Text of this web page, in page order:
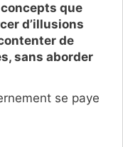
que
d’illusions
de
sans aborder
se paye